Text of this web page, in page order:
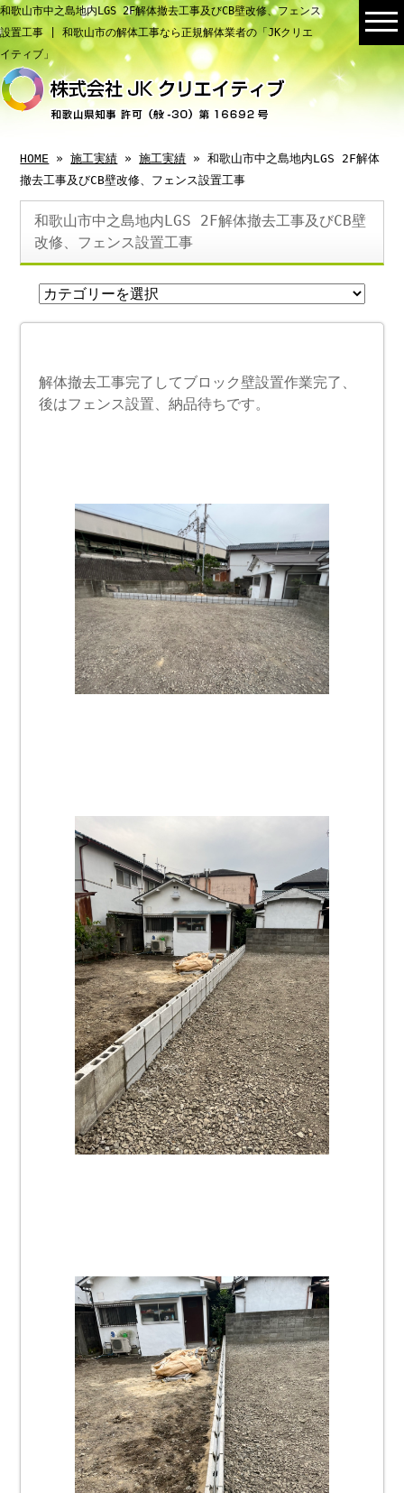
和歌山市中之島地内LGS 2F解体撤去工事及びCB壁改修、フェンス
設置工事 | 和歌山市の解体工事なら正規解体業者の「JKクリエ
イティブ」
HOME »施工実績 »施工実績 » 和歌山市中之島地内LGS 2F解体
撤去工事及びCB壁改修、フェンス設置工事
和歌山市中之島地内LGS 2F解体撤去工事及びCB壁
改修、フェンス設置工事
解体撤去工事完了してブロック壁設置作業完了、
後はフェンス設置、納品待ちです。